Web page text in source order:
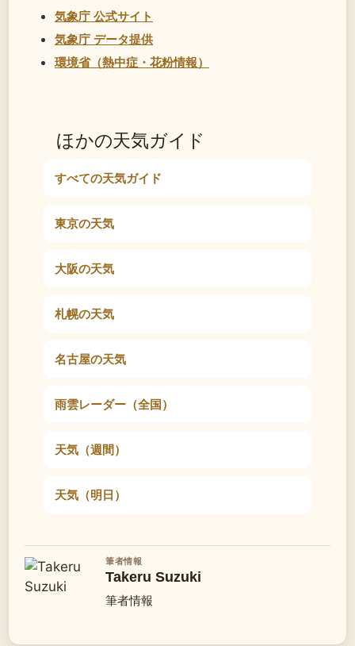
気象庁 公式サイト
気象庁 データ提供
環境省（熱中症・花粉情報）
ほかの天気ガイド
すべての天気ガイド
東京の天気
大阪の天気
札幌の天気
名古屋の天気
雨雲レーダー（全国）
天気（週間）
天気（明日）
筆者情報
Takeru Suzuki
筆者情報